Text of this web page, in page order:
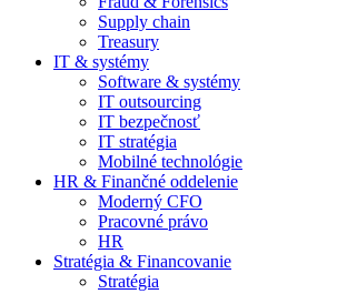
Supply chain
Treasury
IT & systémy
Software & systémy
IT outsourcing
IT bezpečnosť
IT stratégia
Mobilné technológie
HR & Finančné oddelenie
Moderný CFO
Pracovné právo
HR
Stratégia & Financovanie
Stratégia